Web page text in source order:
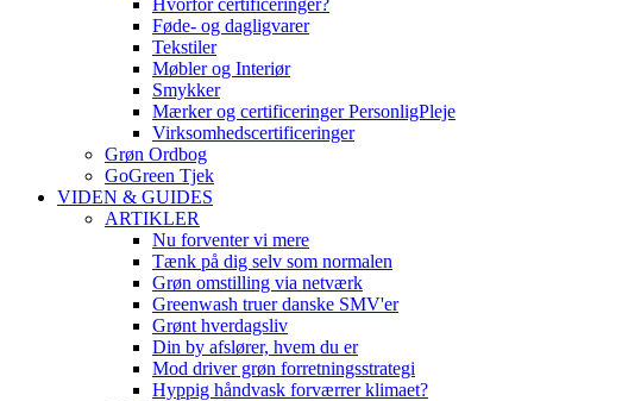
Føde- og dagligvarer
Tekstiler
Møbler og Interiør
Smykker
Mærker og certificeringer PersonligPleje
Virksomhedscertificeringer
Grøn Ordbog
GoGreen Tjek
VIDEN & GUIDES
ARTIKLER
Nu forventer vi mere
Tænk på dig selv som normalen
Grøn omstilling via netværk
Greenwash truer danske SMV'er
Grønt hverdagsliv
Din by afslører, hvem du er
Mod driver grøn forretningsstrategi
Hyppig håndvask forværrer klimaet?